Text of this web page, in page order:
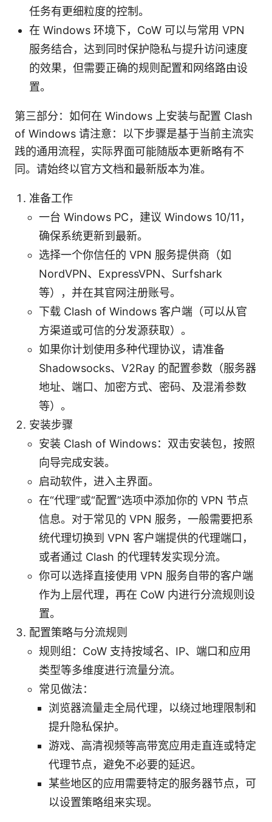
任务有更细粒度的控制。
在 Windows 环境下，CoW 可以与常用 VPN
服务结合，达到同时保护隐私与提升访问速度
的效果，但需要正确的规则配置和网络路由设
置。
第三部分：如何在 Windows 上安装与配置 Clash
of Windows 请注意：以下步骤是基于当前主流实
践的通用流程，实际界面可能随版本更新略有不
同。请始终以官方文档和最新版本为准。
准备工作
一台 Windows PC，建议 Windows 10/11，
确保系统更新到最新。
选择一个你信任的 VPN 服务提供商（如
NordVPN、ExpressVPN、Surfshark
等），并在其官网注册账号。
下载 Clash of Windows 客户端（可以从官
方渠道或可信的分发源获取）。
如果你计划使用多种代理协议，请准备
Shadowsocks、V2Ray 的配置参数（服务器
地址、端口、加密方式、密码、及混淆参数
等）。
安装步骤
安装 Clash of Windows：双击安装包，按照
向导完成安装。
启动软件，进入主界面。
在“代理”或“配置”选项中添加你的 VPN 节点
信息。对于常见的 VPN 服务，一般需要把系
统代理切换到 VPN 客户端提供的代理端口，
或者通过 Clash 的代理转发实现分流。
你可以选择直接使用 VPN 服务自带的客户端
作为上层代理，再在 CoW 内进行分流规则设
置。
配置策略与分流规则
规则组：CoW 支持按域名、IP、端口和应用
类型等多维度进行流量分流。
常见做法：
浏览器流量走全局代理，以绕过地理限制和
提升隐私保护。
游戏、高清视频等高带宽应用走直连或特定
代理节点，避免不必要的延迟。
某些地区的应用需要特定的服务器节点，可
以设置策略组来实现。